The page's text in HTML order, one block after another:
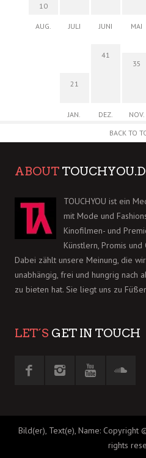
10
AUG. JULI JUNI MAI
21
JAN.
41
DEZ.
35
NOV.
BACK TO
ABOUT
TOUCHYOU ist ein
mit Mode und
Kinofilmen- und
Künstlern, Promis und
Dabei zählt unsere Meinung, die
unabhängig, frei und hungrig nach
zu bieten hat. Sie liegt uns zu
LET´S GET IN TOUCH
Bild(er), Text(e), Name:
rights